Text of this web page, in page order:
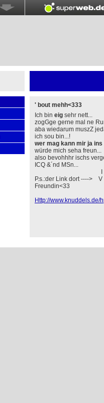
' bout mehh<333
Ich bin eig sehr nett...
zogGge gerne mal ne
aba wiedarum muszZ
ich sou bin...!
wer mag kann mir ja ins
würde mich seha freun...
also bevohhhr ischs
ICQ &´nd MSn...
P.s.:der Link dort ----
Freundin<33
Http://www.knuddels.de/